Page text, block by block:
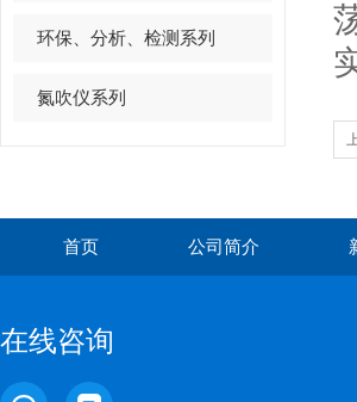
环保、分析、检测系列
氮吹仪系列
首页 公司简介
在线咨询